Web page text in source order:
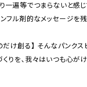
り一遍等でつまらないと感
フル剤的なメッセージを残
だけ創る】 そんなパンク
りを、我々はいつも心がけ